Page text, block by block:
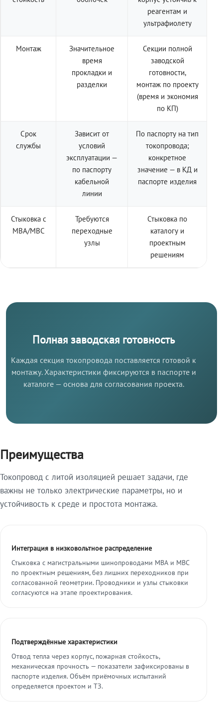
реагентам и
ультрафиолету
Монтаж
Значительное
время
прокладки и
разделки
Секции полной
заводской
готовности,
монтаж по проекту
(время и экономия
по КП)
Срок
службы
Зависит от
условий
эксплуатации —
по паспорту
кабельной
линии
По паспорту на тип
токопровода;
конкретное
значение — в КД и
паспорте изделия
Стыковка с
МВА/МВС
Требуются
переходные
узлы
Стыковка по
каталогу и
проектным
решениям
Полная заводская готовность
Каждая секция токопровода поставляется готовой к
монтажу. Характеристики фиксируются в паспорте и
каталоге — основа для согласования проекта.
Преимущества
Токопровод с литой изоляцией решает задачи, где
важны не только электрические параметры, но и
устойчивость к среде и простота монтажа.
Интеграция в низковольтное распределение
Стыковка с магистральными шинопроводами МВА и МВС
по проектным решениям, без лишних переходников при
согласованной геометрии. Проводники и узлы стыковки
согласуются на этапе проектирования.
Подтверждённые характеристики
Отвод тепла через корпус, пожарная стойкость,
механическая прочность — показатели зафиксированы в
паспорте изделия. Объём приёмочных испытаний
определяется проектом и ТЗ.